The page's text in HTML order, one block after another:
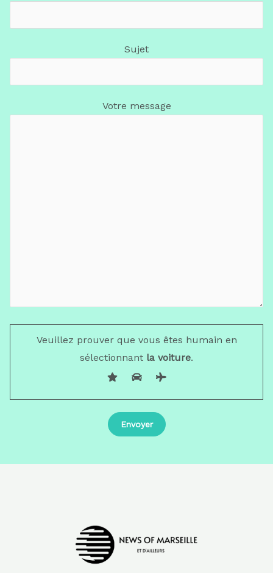
Sujet
Votre message
Veuillez prouver que vous êtes humain en
sélectionnant la voiture.